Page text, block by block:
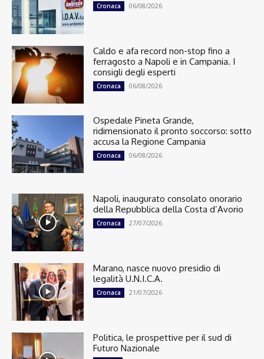
Cronaca 06/08/2026
Caldo e afa record non-stop fino a
ferragosto a Napoli e in Campania. I
consigli degli esperti
Cronaca 06/08/2026
Ospedale Pineta Grande,
ridimensionato il pronto soccorso: sotto
accusa la Regione Campania
Cronaca 06/08/2026
Napoli, inaugurato consolato onorario
della Repubblica della Costa d’Avorio
Cronaca 27/07/2026
Marano, nasce nuovo presidio di
legalità U.N.I.C.A.
Cronaca 21/07/2026
Politica, le prospettive per il sud di
Futuro Nazionale